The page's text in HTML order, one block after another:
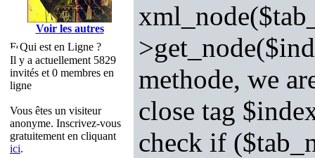
Voir les autres
Qui est en Ligne ?
Il y a actuellement 5829
invités et 0 membres en
ligne
Vous êtes un visiteur
anonyme. Inscrivez-vous
gratuitement en cliquant
ici.
methode, we
close tag
check if